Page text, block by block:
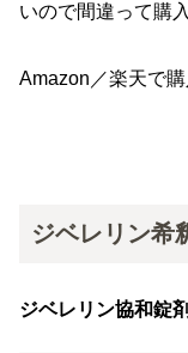
いので間違って購
Amazon／楽天で
ジベレリン希
ジベレリン協和錠